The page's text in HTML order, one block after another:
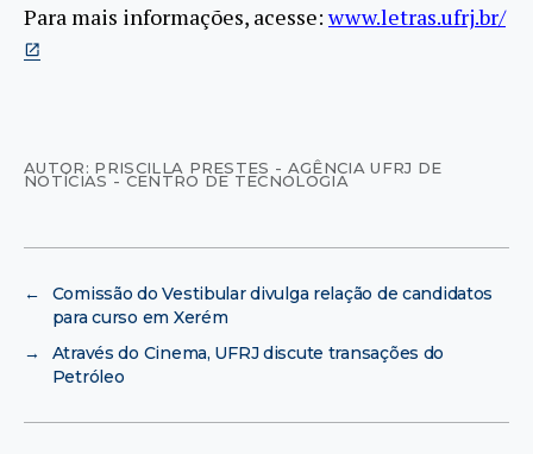
Para mais informações, acesse:www.letras.ufrj.br/
AUTOR: PRISCILLA PRESTES - AGÊNCIA UFRJ DE
NOTÍCIAS - CENTRO DE TECNOLOGIA
←
Comissão do Vestibular divulga relação de candidatos
para curso em Xerém
→
Através do Cinema, UFRJ discute transações do
Petróleo